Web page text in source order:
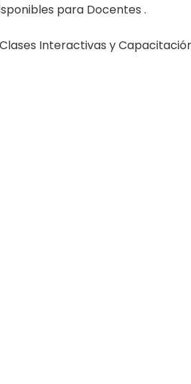
para Docentes .
Interactivas y